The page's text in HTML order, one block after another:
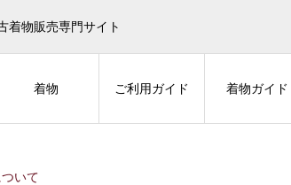
着物販売専門サイト
着物 ご利用ガイド 着物ガイド
いて